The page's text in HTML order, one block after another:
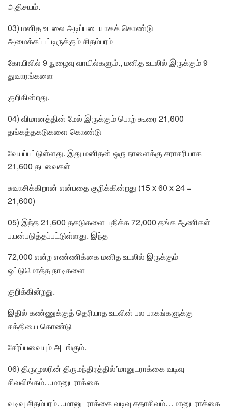
அதிசயம்.
03) மனித உடலை அடிப்படையாகக் கொண்டு
அமைக்கப்பட்டிருக்கும் சிதம்பரம்
கோயிலில் 9 நுழைவு வாயில்களும்., மனித உடலில் இருக்கும் 9
துவாரங்களை
குறிகின்றது.
04) விமானத்தின் மேல் இருக்கும் பொற் கூரை 21,600
தங்கத்தகடுகளை கொண்டு
வேயப்பட்டுள்ளது. இது மனிதன் ஒரு நாளைக்கு சராசரியாக
21,600 தடவைகள்
சுவாசிக்கிறான் என்பதை குறிக்கின்றது (15 x 60 x 24 =
21,600)
05) இந்த 21,600 தகடுகளை பதிக்க 72,000 தங்க ஆணிகள்
பயன்படுத்தப்பட்டுள்ளது. இந்த
72,000 என்ற எண்ணிக்கை மனித உடலில் இருக்கும்
ஒட்டுமொத்த நாடிகளை
குறிக்கின்றது.
இதில் கண்ணுக்குத் தெரியாத உடலின் பல பாகங்களுக்கு
சக்தியை கொண்டு
சேர்ப்பவையும் அடங்கும்.
06) திருமூலரின் திருமந்திரத்தில்”மானுடராக்கை வடிவு
சிவலிங்கம்…மானுடராக்கை
வடிவு சிதம்பரம்…மானுடராக்கை வடிவு சதாசிவம்…மானுடராக்கை